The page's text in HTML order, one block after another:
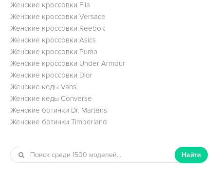
Женские кроссовки Fila
Женские кроссовки Versace
Женские кроссовки Reebok
Женские кроссовки Asics
Женские кроссовки Puma
Женские кроссовки Under Armour
Женские кроссовки Dior
Женские кеды Vans
Женские кеды Converse
Женские ботинки Dr. Martens
Женские ботинки Timberland
Найти